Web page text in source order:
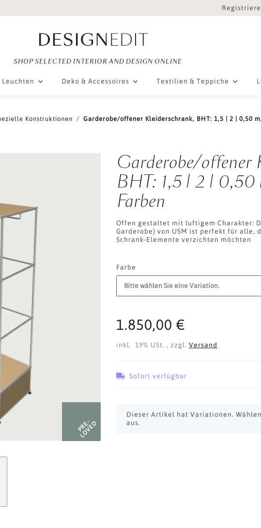
SHOP SELECTED INTERIOR AND DESIGN ONLINE
Leuchten Deko & Accessoires Textilien & Teppiche
Konstruktionen Garderobe/offener Kleiderschrank, BHT: 1,5 | 2 | 0,50
PRE-
LOVED
Garderobe/offener
BHT: 1,5 | 2 | 0,50
Farben
Offen gestaltet mit luftigem Charakter:
Garderobe) von USM ist perfekt für alle,
Schrank-Elemente verzichten möchten
Farbe
Bitte wählen Sie eine Variation.
1.850,00 €
inkl. 19% USt. , zzgl. Versand
Sofort verfügbar
x
Dieser Artikel hat Variationen.
aus.